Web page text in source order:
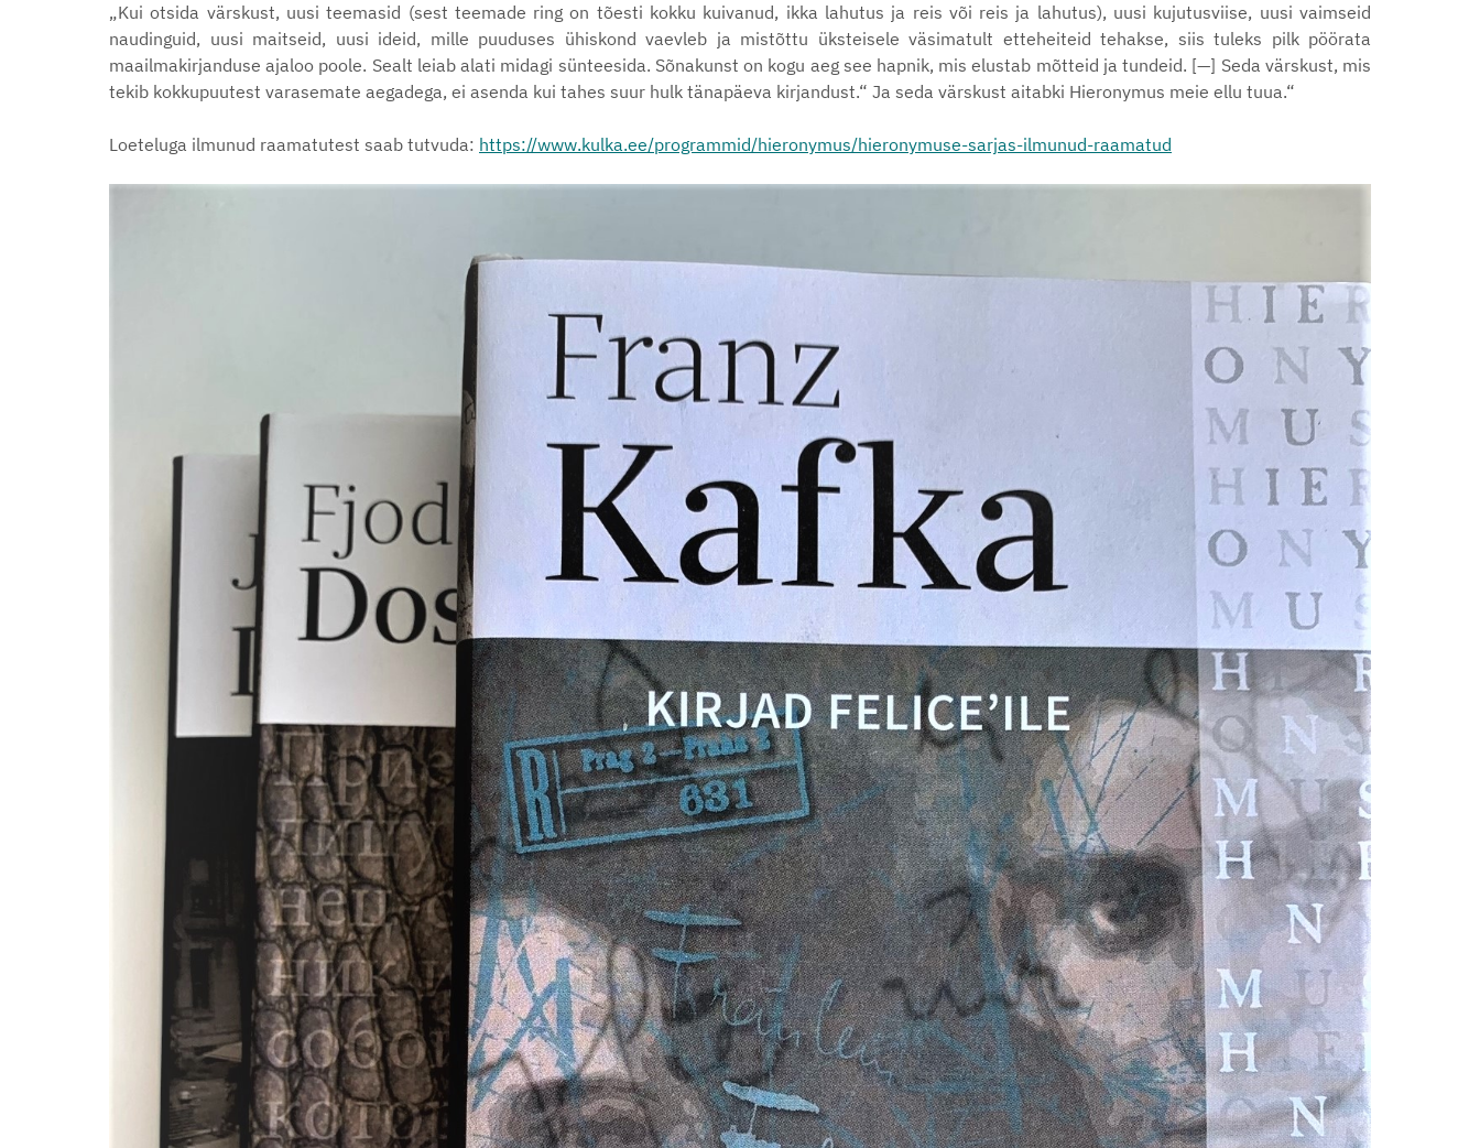
„Kui otsida värskust, uusi teemasid (sest teemade ring on tõesti kokku kuivanud, ikka lahutus ja reis või reis ja lahutus), uusi kujutusviise, uusi vaimseid
naudinguid, uusi maitseid, uusi ideid, mille puuduses ühiskond vaevleb ja mistõttu üksteisele väsimatult etteheiteid tehakse, siis tuleks pilk pöörata
maailmakirjanduse ajaloo poole. Sealt leiab alati midagi sünteesida. Sõnakunst on kogu aeg see hapnik, mis elustab mõtteid ja tundeid. [—] Seda värskust, mis
tekib kokkupuutest varasemate aegadega, ei asenda kui tahes suur hulk tänapäeva kirjandust.“ Ja seda värskust aitabki Hieronymus meie ellu tuua.“
Loeteluga ilmunud raamatutest saab tutvuda: https://www.kulka.ee/programmid/hieronymus/hieronymuse-sarjas-ilmunud-raamatud